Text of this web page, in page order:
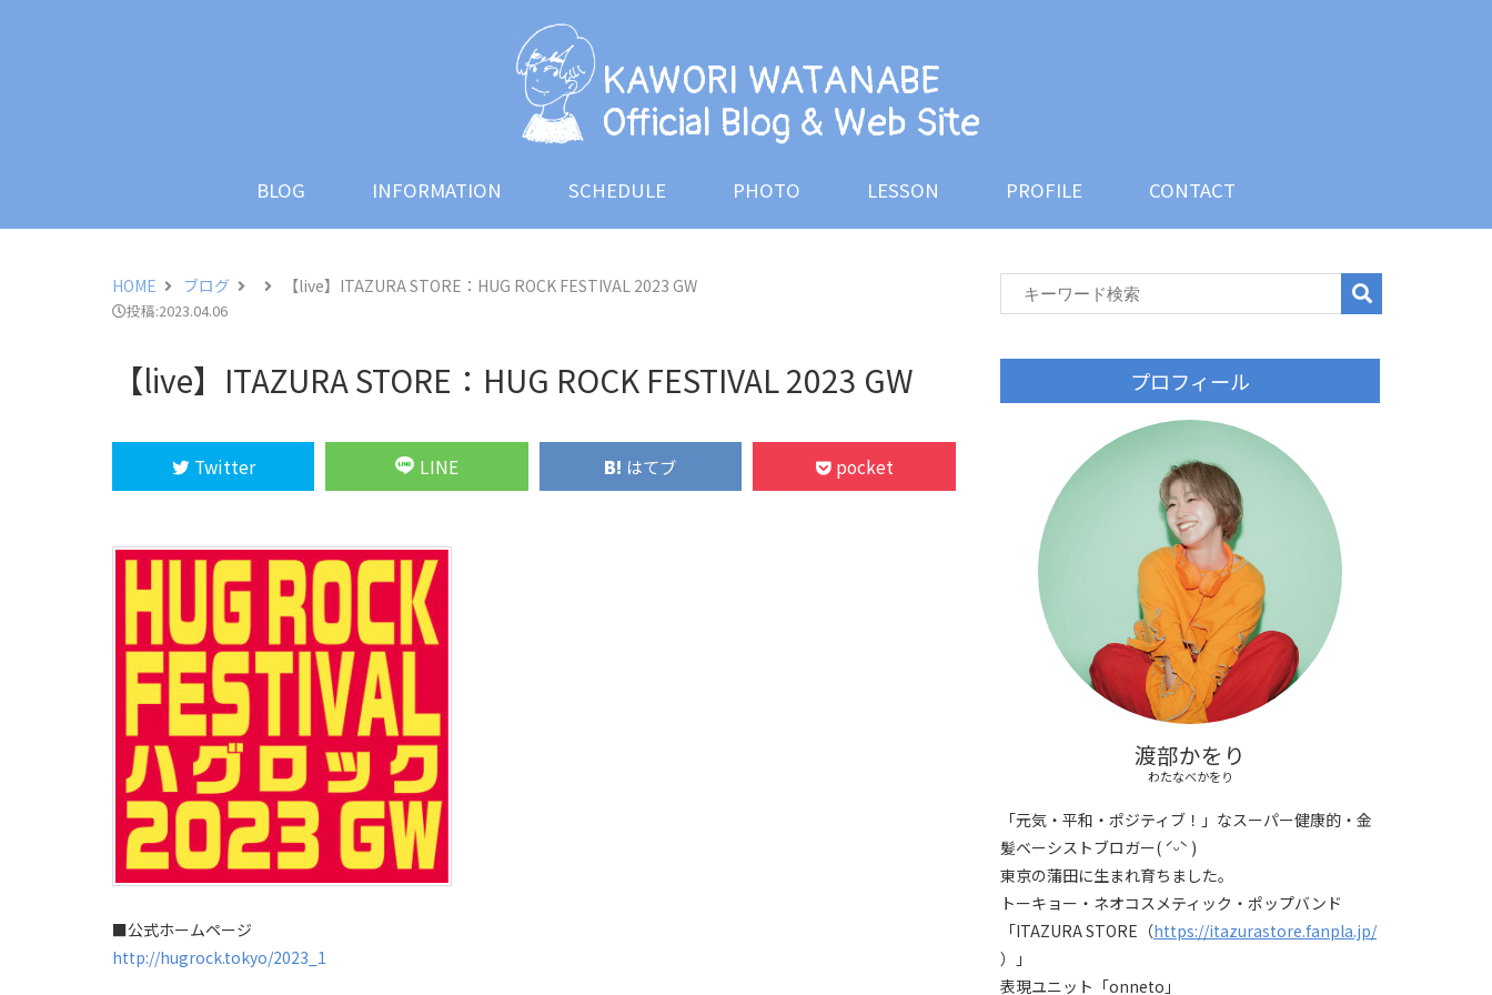
KAWORI WATANABE
Official Blog & Web Site
BLOG INFORMATION SCHEDULE PHOTO LESSON PROFILE CONTACT
INFORMATION
HOME ブログ 【live】ITAZURA STORE：HUG ROCK FESTIVAL 2023 GW
投稿:2023.04.06
【live】ITAZURA STORE：HUG ROCK FESTIVAL 2023 GW
Twitter LINE はてブ pocket
■公式ホームページ
http://hugrock.tokyo/2023_1
プロフィール
渡部かをり
わたなべかをり
「元気・平和・ポジティブ！」なスーパー健康的・金
髪ベーシストブロガー( ˊᵕˋ )
東京の蒲田に生まれ育ちました。
トーキョー・ネオコスメティック・ポップバンド
「ITAZURA STORE（https://itazurastore.fanpla.jp/
）」
表現ユニット「onneto」